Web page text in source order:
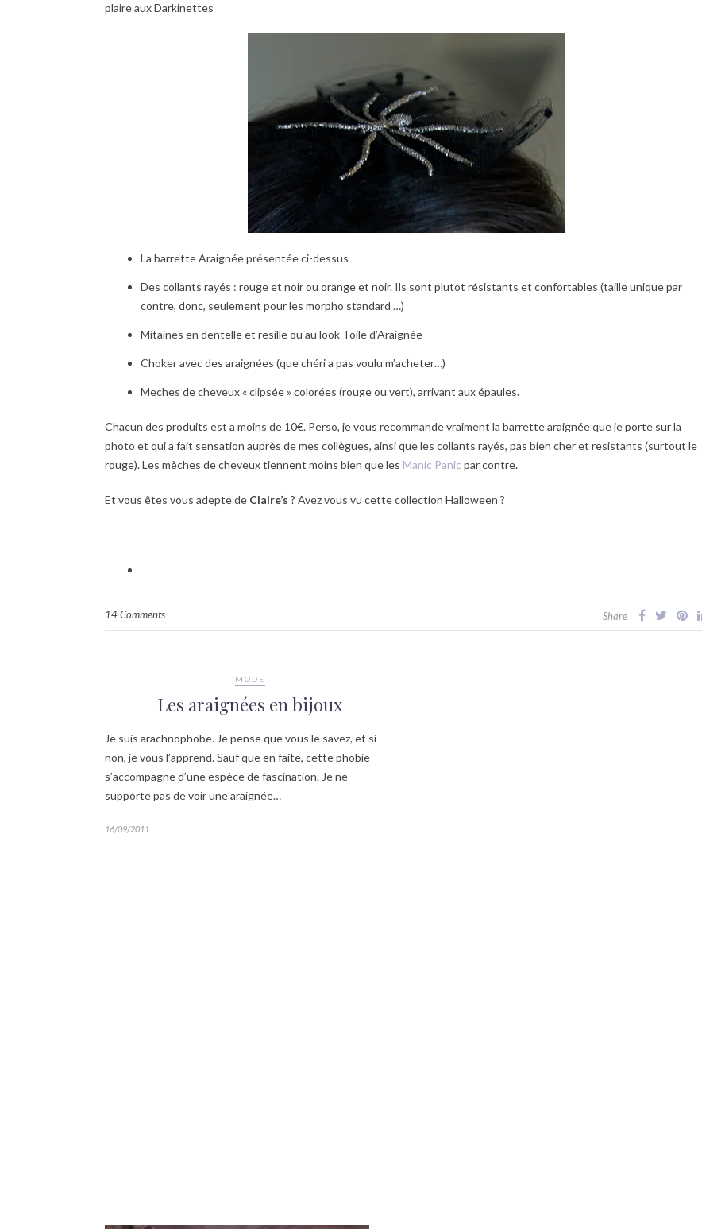
plaire aux Darkinettes
La barrette Araignée présentée ci-dessus
Des collants rayés : rouge et noir ou orange et noir. Ils sont plutot résistants et confortables (taille unique par
contre, donc, seulement pour les morpho standard …)
Mitaines en dentelle et resille ou au look Toile d’Araignée
Choker avec des araignées (que chéri a pas voulu m’acheter…)
Meches de cheveux « clipsée » colorées (rouge ou vert), arrivant aux épaules.
Chacun des produits est a moins de 10€. Perso, je vous recommande vraiment la barrette araignée que je porte sur la
photo et qui a fait sensation auprès de mes collègues, ainsi que les collants rayés, pas bien cher et resistants (surtout le
rouge). Les mèches de cheveux tiennent moins bien que les Manic Panic par contre.
Et vous êtes vous adepte de Claire’s ? Avez vous vu cette collection Halloween ?
14 Comments Share
MODE
Les araignées en bijoux
Je suis arachnophobe. Je pense que vous le savez, et si
non, je vous l’apprend. Sauf que en faite, cette phobie
s’accompagne d’une espèce de fascination. Je ne
supporte pas de voir une araignée…
16/09/2011